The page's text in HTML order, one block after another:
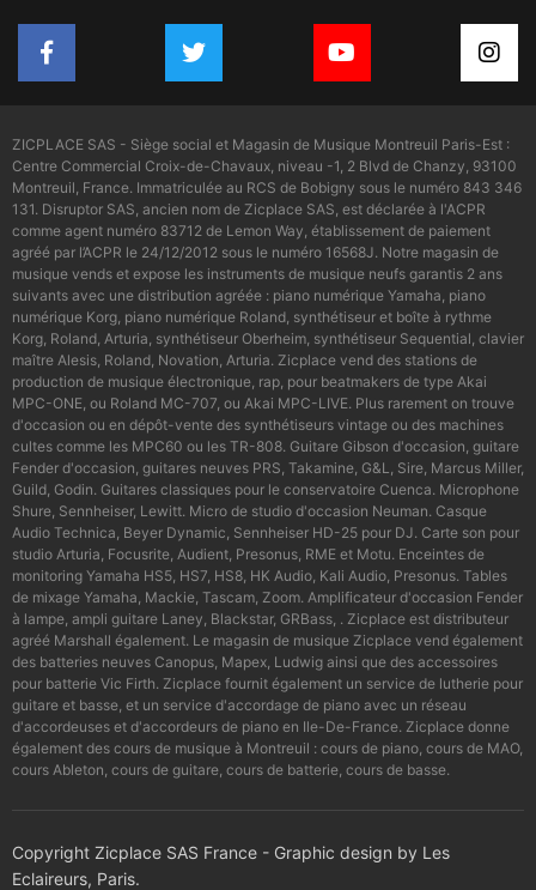
ZICPLACE SAS - Siège social et Magasin de Musique Montreuil Paris-Est :
Centre Commercial Croix-de-Chavaux, niveau -1, 2 Blvd de Chanzy, 93100
Montreuil, France. Immatriculée au RCS de Bobigny sous le numéro 843 346
131. Disruptor SAS, ancien nom de Zicplace SAS, est déclarée à l'ACPR
comme agent numéro 83712 de Lemon Way, établissement de paiement
agréé par l’ACPR le 24/12/2012 sous le numéro 16568J. Notre magasin de
musique vends et expose les instruments de musique neufs garantis 2 ans
suivants avec une distribution agréée : piano numérique Yamaha, piano
numérique Korg, piano numérique Roland, synthétiseur et boîte à rythme
Korg, Roland, Arturia, synthétiseur Oberheim, synthétiseur Sequential, clavier
maître Alesis, Roland, Novation, Arturia. Zicplace vend des stations de
production de musique électronique, rap, pour beatmakers de type Akai
MPC-ONE, ou Roland MC-707, ou Akai MPC-LIVE. Plus rarement on trouve
d'occasion ou en dépôt-vente des synthétiseurs vintage ou des machines
cultes comme les MPC60 ou les TR-808. Guitare Gibson d'occasion, guitare
Fender d'occasion, guitares neuves PRS, Takamine, G&L, Sire, Marcus Miller,
Guild, Godin. Guitares classiques pour le conservatoire Cuenca. Microphone
Shure, Sennheiser, Lewitt. Micro de studio d'occasion Neuman. Casque
Audio Technica, Beyer Dynamic, Sennheiser HD-25 pour DJ. Carte son pour
studio Arturia, Focusrite, Audient, Presonus, RME et Motu. Enceintes de
monitoring Yamaha HS5, HS7, HS8, HK Audio, Kali Audio, Presonus. Tables
de mixage Yamaha, Mackie, Tascam, Zoom. Amplificateur d'occasion Fender
à lampe, ampli guitare Laney, Blackstar, GRBass, . Zicplace est distributeur
agréé Marshall également. Le magasin de musique Zicplace vend également
des batteries neuves Canopus, Mapex, Ludwig ainsi que des accessoires
pour batterie Vic Firth. Zicplace fournit également un service de lutherie pour
guitare et basse, et un service d'accordage de piano avec un réseau
d'accordeuses et d'accordeurs de piano en Ile-De-France. Zicplace donne
également des cours de musique à Montreuil : cours de piano, cours de MAO,
cours Ableton, cours de guitare, cours de batterie, cours de basse.
Copyright Zicplace SAS France - Graphic design by Les
Eclaireurs, Paris.